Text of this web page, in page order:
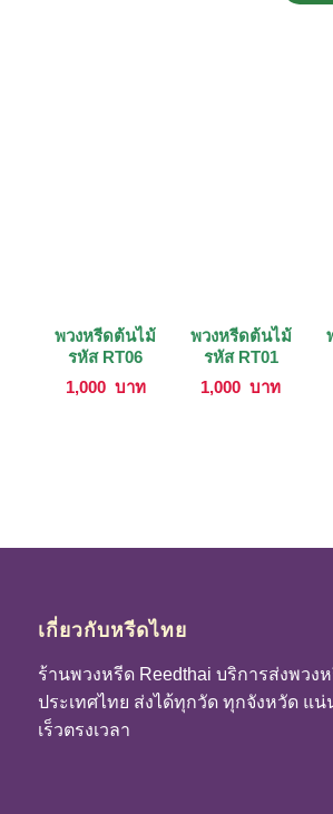
พวงหรีดต้นไม้
รหัส RT06
1,000 บาท
พวงหรีดต้นไม้
รหัส RT01
1,000 บาท
เกี่ยวกับหรีดไทย
ร้านพวงหรีด Reedthai บริการส่งพวง
ประเทศไทย ส่งได้ทุกวัด ทุกจังหวัด แน่
เร็วตรงเวลา